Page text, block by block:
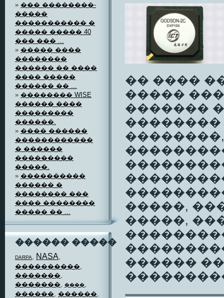
» ��� ��������-
�����
����������� �
����� ����� 40
��� ��� ...
» ����� ����
��������
������ �� ����
���� �����
������ �� ...
» �������� WISE
������ ����
���������
������.
» ���� ������
������������
� ������
���������
�����.
» ����������
������ �
�������� ���
���� ��������
����� �� ...
������ �����
DARPA, NASA,
����������,
�������,
�������, ����,
������, ������,
�� ����
�����
�������
��������,
�����,
�����,
������